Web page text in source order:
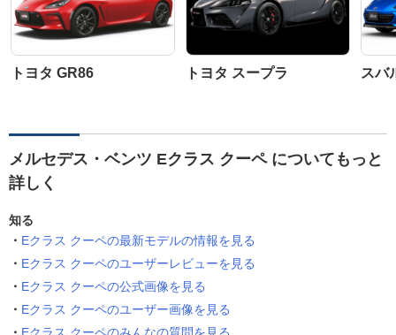
トヨタ GR86 トヨタ スープラ スバ
メルセデス・ベンツ Eクラス クーペ についてもっと
詳しく
知る
Eクラス クーペの最新モデルの情報を見る
Eクラス クーペのユーザーレビューを見る
Eクラス クーペの公式画像を見る
Eクラス クーペのユーザー画像を見る
Eクラス クーペのみんなの質問を見る